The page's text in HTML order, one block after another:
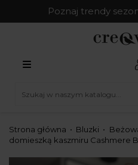
Poznaj trendy
Strona główna Bluzki
domieszką kaszmiru Cashmere